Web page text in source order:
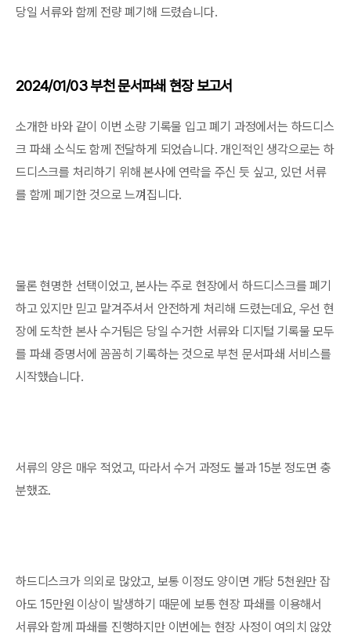
당일 서류와 함께 전량 폐기해 드렸습니다.
2024/01/03 부천 문서파쇄 현장 보고서
소개한 바와 같이 이번 소량 기록물 입고 폐기 과정에서는 하드디스
크 파쇄 소식도 함께 전달하게 되었습니다. 개인적인 생각으로는 하
드디스크를 처리하기 위해 본사에 연락을 주신 듯 싶고, 있던 서류
를 함께 폐기한 것으로 느껴집니다.
물론 현명한 선택이었고, 본사는 주로 현장에서 하드디스크를 폐기
하고 있지만 믿고 맡겨주셔서 안전하게 처리해 드렸는데요, 우선 현
장에 도착한 본사 수거팀은 당일 수거한 서류와 디지털 기록물 모두
를 파쇄 증명서에 꼼꼼히 기록하는 것으로 부천 문서파쇄 서비스를
시작했습니다.
서류의 양은 매우 적었고, 따라서 수거 과정도 불과 15분 정도면 충
분했죠.
하드디스크가 의외로 많았고, 보통 이정도 양이면 개당 5천원만 잡
아도 15만원 이상이 발생하기 때문에 보통 현장 파쇄를 이용해서
서류와 함께 파쇄를 진행하지만 이번에는 현장 사정이 여의치 않았